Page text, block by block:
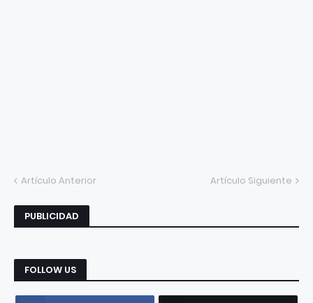
Artículo Anterior Artículo Siguiente
PUBLICIDAD
FOLLOW US